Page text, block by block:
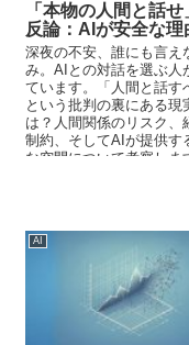
「本物の人間と話
反論：AIが安全な理
深夜の不安、誰にも言え
み。AIとの対話を選ぶ人
ています。「人間と話す
という批判の裏にある現
は？人間関係のリスク、
制約、そしてAIが提供す
な空間について考察しま
AI